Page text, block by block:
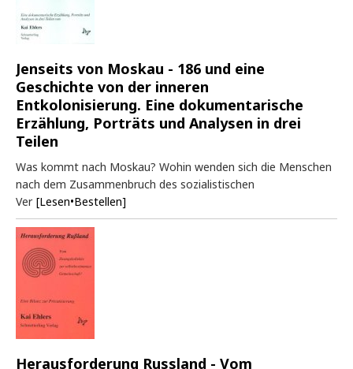
Jenseits von Moskau - 186 und eine
Geschichte von der inneren
Entkolonisierung. Eine dokumentarische
Erzählung, Porträts und Analysen in drei
Teilen
Was kommt nach Moskau? Wohin wenden sich die Menschen
nach dem Zusammenbruch des sozialistischen
Ver [Lesen•Bestellen]
Herausforderung Russland - Vom